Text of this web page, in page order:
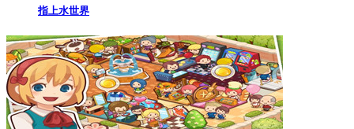
指上水世界